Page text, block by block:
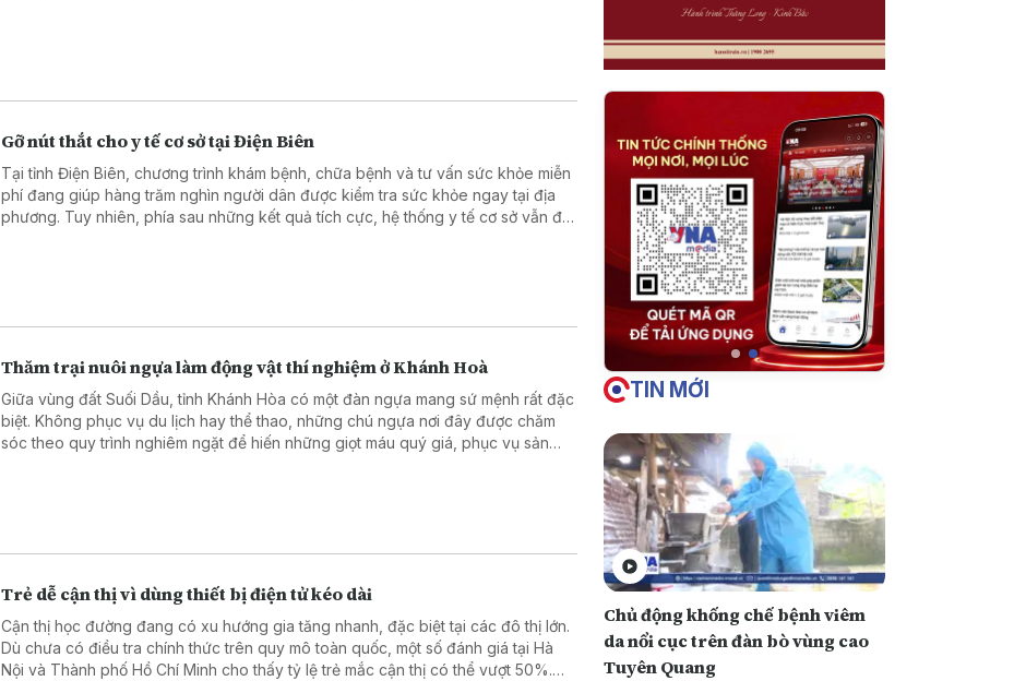
Gỡ nút thắt cho y tế cơ sở tại Điện Biên
Tại tỉnh Điện Biên, chương trình khám bệnh, chữa bệnh và tư vấn sức khỏe miễn
phí đang giúp hàng trăm nghìn người dân được kiểm tra sức khỏe ngay tại địa
phương. Tuy nhiên, phía sau những kết quả tích cực, hệ thống y tế cơ sở vẫn đối
Thăm trại nuôi ngựa làm động vật thí nghiệm ở Khánh Hoà
Giữa vùng đất Suối Dầu, tỉnh Khánh Hòa có một đàn ngựa mang sứ mệnh rất đặc
biệt. Không phục vụ du lịch hay thể thao, những chú ngựa nơi đây được chăm
sóc theo quy trình nghiêm ngặt để hiến những giọt máu quý giá, phục vụ sản
Trẻ dễ cận thị vì dùng thiết bị điện tử kéo dài
Cận thị học đường đang có xu hướng gia tăng nhanh, đặc biệt tại các đô thị lớn.
Dù chưa có điều tra chính thức trên quy mô toàn quốc, một số đánh giá tại Hà
Nội và Thành phố Hồ Chí Minh cho thấy tỷ lệ trẻ mắc cận thị có thể vượt 50%.
TIN MỚI
Chủ động khống chế bệnh viêm
da nổi cục trên đàn bò vùng cao
Tuyên Quang